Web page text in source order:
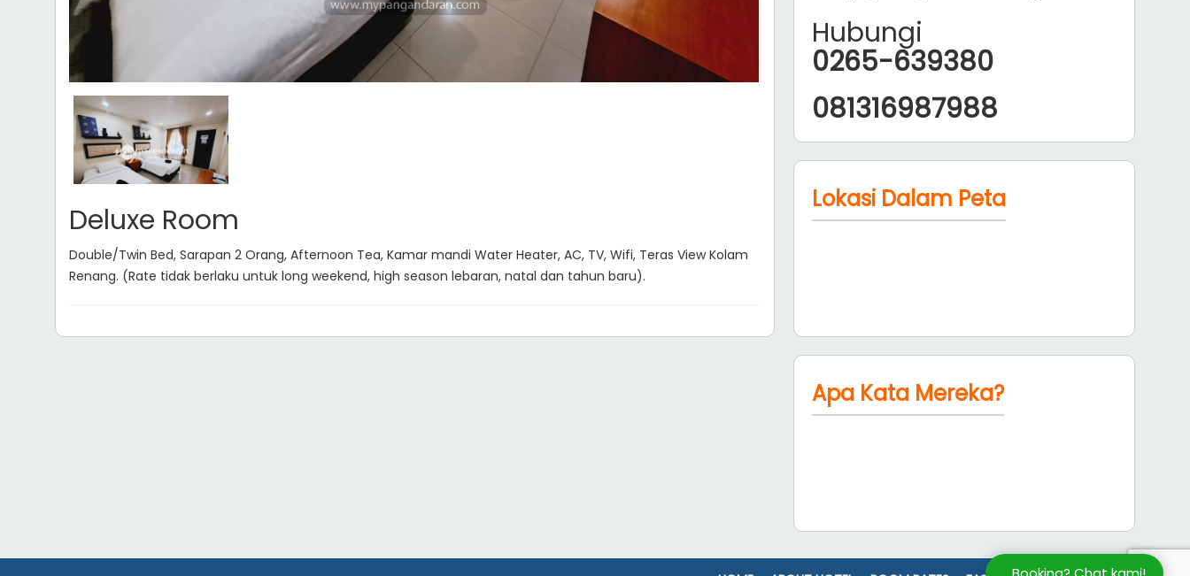
Deluxe Room
Double/Twin Bed, Sarapan 2 Orang, Afternoon Tea, Kamar mandi Water Heater, AC, TV, Wifi, Teras View Kolam
Renang. (Rate tidak berlaku untuk long weekend, high season lebaran, natal dan tahun baru).
Hubungi
0265-639380
081316987988
Lokasi Dalam Peta
Apa Kata Mereka?